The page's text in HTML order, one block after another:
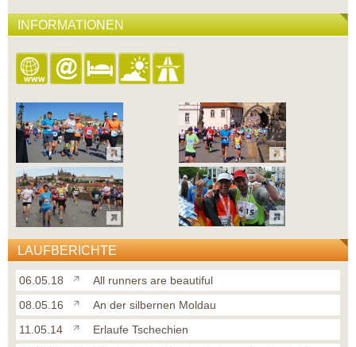
INFORMATIONEN
LAUFBERICHTE
06.05.18
All runners are beautiful
08.05.16
An der silbernen Moldau
11.05.14
Erlaufe Tschechien